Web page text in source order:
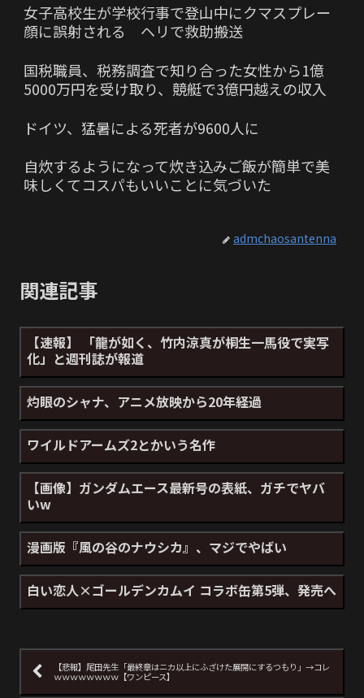
女子高校生が学校行事で登山中にクマスプレー
顔に誤射される ヘリで救助搬送
国税職員、税務調査で知り合った女性から1億
5000万円を受け取り、競艇で3億円越えの収入
ドイツ、猛暑による死者が9600人に
自炊するようになって炊き込みご飯が簡単で美
味しくてコスパもいいことに気づいた
admchaosantenna
関連記事
【速報】 「龍が如く、竹内涼真が桐生一馬役で実写
化」と週刊誌が報道
灼眼のシャナ、アニメ放映から20年経過
ワイルドアームズ2とかいう名作
【画像】ガンダムエース最新号の表紙、ガチでヤバ
いw
漫画版『風の谷のナウシカ』、マジでやばい
白い恋人×ゴールデンカムイ コラボ缶第5弾、発売へ
【悲報】尾田先生「最終章はニカ以上にふざけた展開にするつもり」→コレ
ｗｗｗｗｗｗｗｗ【ワンピース】